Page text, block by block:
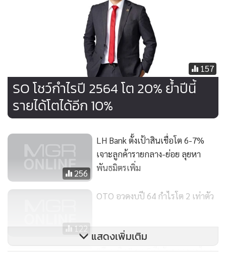
มากขึ้น เพื่อให้เกิดการวิจัยและการพัฒนา (R&D) และเกิด
นวัตกรรมใหม่เพิ่มขึ้น และ 2.การพัฒนาธุรกิจใหม่ๆ กับพันธมิตร
ของบริษัท รวมถึงพร้อมที่จะลงทุนธุรกิจใหม่เพิ่มขึ้นเมื่อมีโอกาส
เนื่องจากมองว่าจะช่วยให้เกิดทั้งผลิตภัณฑ์ใหม่ และการบริการ
รูปแบบใหม่ที่จะสามารถตอบโจทย์ตามความต้องการลูกค้าได้
หลากหลายและครอบคลุมมากขึ้น ซึ่งอาจส่งผลให้บริษัทขยาย
ฐานได้กลุ่มลูกค้าใหม่เพิ่มขึ้นอีกด้วย
อย่างต่อเนื่อง ซึ่งเห็นผลชัดเจนจากที่ปีแล้วกำไรสุทธิเติบโตขึ้น
20% และตัวเลขอัตรากำไรสุทธิก็ปรับขึ้น รวมถึงอัตรากำไรขั้น
ต้นยังสามารถรักษาในระดับเดียวกันกับปีก่อนหน้าได้ ทั้งนี้
เพราะบริษัทมีนโยบายใช้กลยุทธ์การลดหรือตัดสิ่งที่ไม่จำเป็นทั้ง
เรื่องของเวลาและเงินทุน (Lean) ที่ทำมาต่อเนื่องมาตลอด 2-3 ปี
การดำเนินงานที่สามารถช่วยลดความซ้ำซ้อนการทำงานให้กับ
ลูกค้า” นายณัฐพล กล่าว
157
SO โชว์กำไรปี 2564 โต 20% ย้ำปีนี้
รายได้โตได้อีก 10%
256
LH Bank ตั้งเป้าสินเชื่อโต 6-7%
เจาะลูกค้ารายกลาง-ย่อย ลุยหา
พันธมิตรเพิ่ม
122
OTO อวดงบปี 64 กำไรโต 2 เท่าตัว
“จีเอเบิล” ขอ 5 ปี ดันยอดขายไทย
แสดงเพิ่มเติม